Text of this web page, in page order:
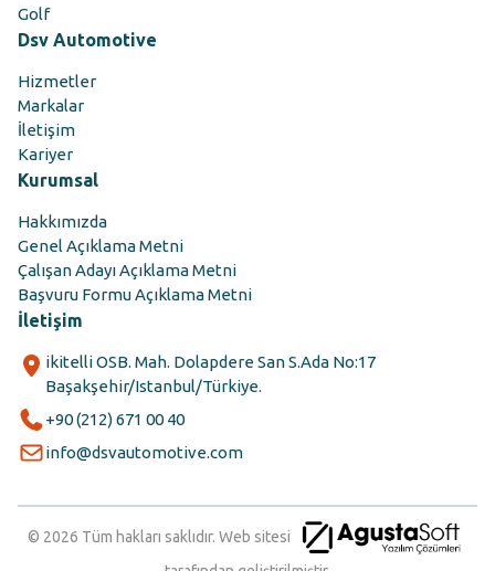
Golf
Dsv Automotive
Hizmetler
Markalar
İletişim
Kariyer
Kurumsal
Hakkımızda
Genel Açıklama Metni
Çalışan Adayı Açıklama Metni
Başvuru Formu Açıklama Metni
İletişim
ikitelli OSB. Mah. Dolapdere San S.Ada No:17
Başakşehir/Istanbul/Türkiye.
+90 (212) 671 00 40
info@dsvautomotive.com
© 2026 Tüm hakları saklıdır. Web sitesi